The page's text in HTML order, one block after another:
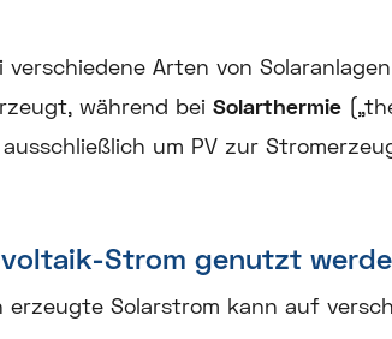
verschiedene Arten von
während bei Solarthermie
um PV zur
Strom genutzt
erzeugte Solarstrom kann auf